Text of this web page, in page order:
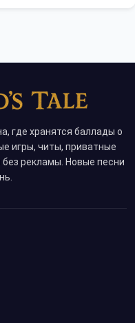
где хранятся баллады о
игры, читы, приватные
рекламы. Новые песни